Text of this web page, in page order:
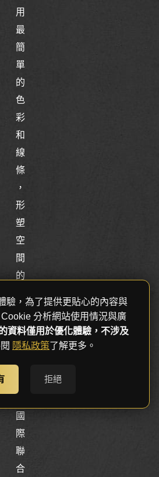
用
最
簡
單
的
色
彩
和
線
條
，
形
塑
空
間
的
適
感
。
」
國
際
聯
合
驗，為了提供更貼心的內容與
分析網站使用情況與廣
資料僅用於優化體驗，不涉及
隱私政策了解更多。
拒絕